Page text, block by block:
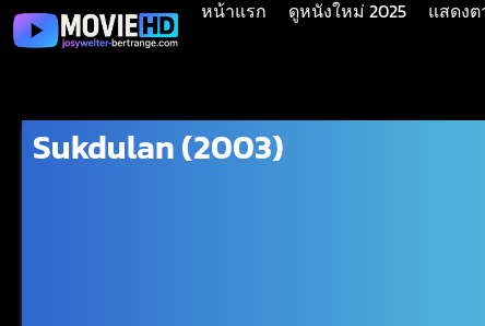
หน้าแรก ดูหนังใหม่ 2025 แสดง
Sukdulan (2003)